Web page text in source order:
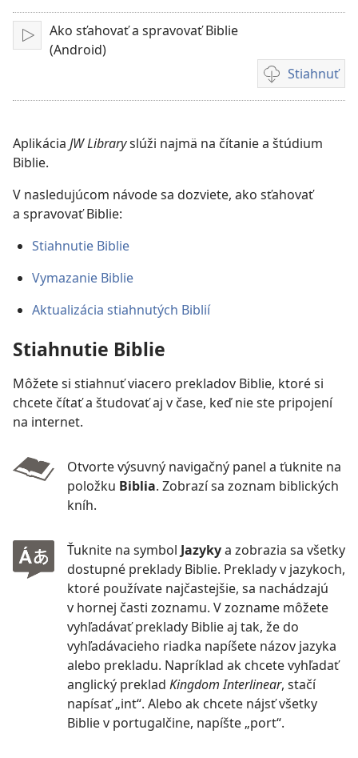
Prehrať
Ako sťahovať a spravovať Biblie
(Android)
Stiahnuť
Možnosti
sťahovania
Aplikácia JW Libraryslúži najmä na čítanie a štúdium
Biblie.
V nasledujúcom návode sa dozviete, ako sťahovať
a spravovať Biblie:
Stiahnutie Biblie
Vymazanie Biblie
Aktualizácia stiahnutých Biblií
Stiahnutie Biblie
Môžete si stiahnuť viacero prekladov Biblie, ktoré si
chcete čítať a študovať aj v čase, keď nie ste pripojení
na internet.
Otvorte výsuvný navigačný panel a ťuknite na
položku Biblia. Zobrazí sa zoznam biblických
kníh.
Ťuknite na symbol Jazykya zobrazia sa všetky
dostupné preklady Biblie. Preklady v jazykoch,
ktoré používate najčastejšie, sa nachádzajú
v hornej časti zoznamu. V zozname môžete
vyhľadávať preklady Biblie aj tak, že do
vyhľadávacieho riadka napíšete názov jazyka
alebo prekladu. Napríklad ak chcete vyhľadať
anglický preklad Kingdom Interlinear, stačí
napísať „int“. Alebo ak chcete nájsť všetky
Biblie v portugalčine, napíšte „port“.